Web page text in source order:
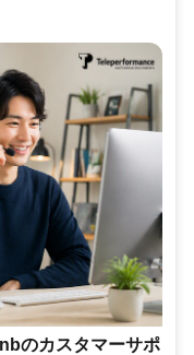
のカスタマーサポ